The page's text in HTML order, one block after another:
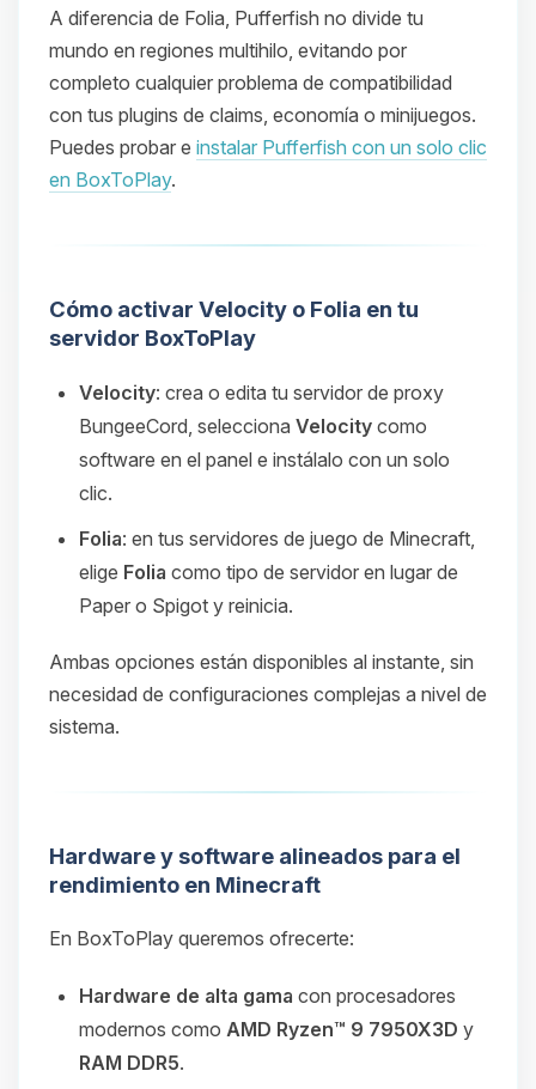
A diferencia de Folia, Pufferfish no divide tu
mundo en regiones multihilo, evitando por
completo cualquier problema de compatibilidad
con tus plugins de claims, economía o minijuegos.
Puedes probar e instalar Pufferfish con un solo clic
en BoxToPlay.
Cómo activar Velocity o Folia en tu
servidor BoxToPlay
Velocity: crea o edita tu servidor de proxy
BungeeCord, selecciona Velocity como
software en el panel e instálalo con un solo
clic.
Folia: en tus servidores de juego de Minecraft,
elige Folia como tipo de servidor en lugar de
Paper o Spigot y reinicia.
Ambas opciones están disponibles al instante, sin
necesidad de configuraciones complejas a nivel de
sistema.
Hardware y software alineados para el
rendimiento en Minecraft
En BoxToPlay queremos ofrecerte:
Hardware de alta gama con procesadores
modernos como AMD Ryzen™ 9 7950X3D y
RAM DDR5.